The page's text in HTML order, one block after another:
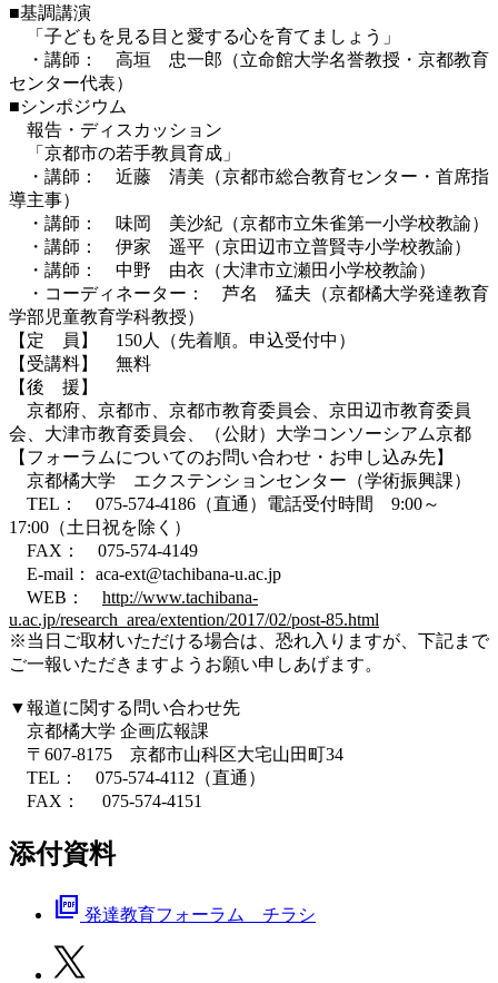
■基調講演
「子どもを見る目と愛する心を育てましょう」
・講師： 高垣 忠一郎（立命館大学名誉教授・京都教育
センター代表）
■シンポジウム
報告・ディスカッション
「京都市の若手教員育成」
・講師： 近藤 清美（京都市総合教育センター・首席指
導主事）
・講師： 味岡 美沙紀（京都市立朱雀第一小学校教諭）
・講師： 伊家 遥平（京田辺市立普賢寺小学校教諭）
・講師： 中野 由衣（大津市立瀬田小学校教諭）
・コーディネーター： 芦名 猛夫（京都橘大学発達教育
学部児童教育学科教授）
【定 員】 150人（先着順。申込受付中）
【受講料】 無料
【後 援】
京都府、京都市、京都市教育委員会、京田辺市教育委員
会、大津市教育委員会、（公財）大学コンソーシアム京都
【フォーラムについてのお問い合わせ・お申し込み先】
京都橘大学 エクステンションセンター（学術振興課）
TEL： 075-574-4186（直通）電話受付時間 9:00～
17:00（土日祝を除く）
FAX： 075-574-4149
E-mail： aca-ext@tachibana-u.ac.jp
WEB： http://www.tachibana-
u.ac.jp/research_area/extention/2017/02/post-85.html
※当日ご取材いただける場合は、恐れ入りますが、下記まで
ご一報いただきますようお願い申しあげます。
▼報道に関する問い合わせ先
京都橘大学 企画広報課
〒607-8175 京都市山科区大宅山田町34
TEL： 075-574-4112（直通）
FAX： 075-574-4151
添付資料
picture_as_pdf 発達教育フォーラム チラシ